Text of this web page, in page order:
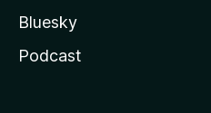
Bluesky
Podcast